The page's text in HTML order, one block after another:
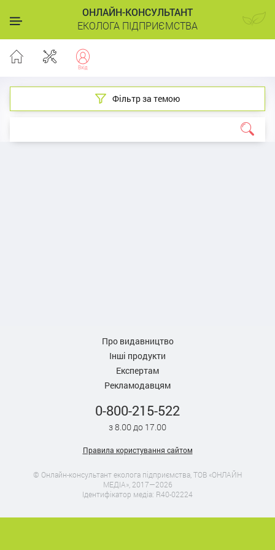
ОНЛАЙН-КОНСУЛЬТАНТ
ЕКОЛОГА ПІДПРИЄМСТВА
Фільтр за темою
Про видавництво
Інші продукти
Експертам
Рекламодавцям
0-800-215-522
з 8.00 до 17.00
Правила користування сайтом
© Онлайн-консультант еколога підприємства, ТОВ «ОНЛАЙН
МЕДІА», 2017—2026
Ідентифікатор медіа: R40-02224